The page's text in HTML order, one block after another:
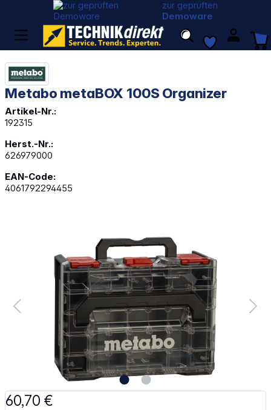
zur geprüften
Demoware
Metabo metaBOX 100S Organizer
Artikel-Nr.:
192315
Herst.-Nr.:
626979000
EAN-Code:
4061792294455
60,70 €